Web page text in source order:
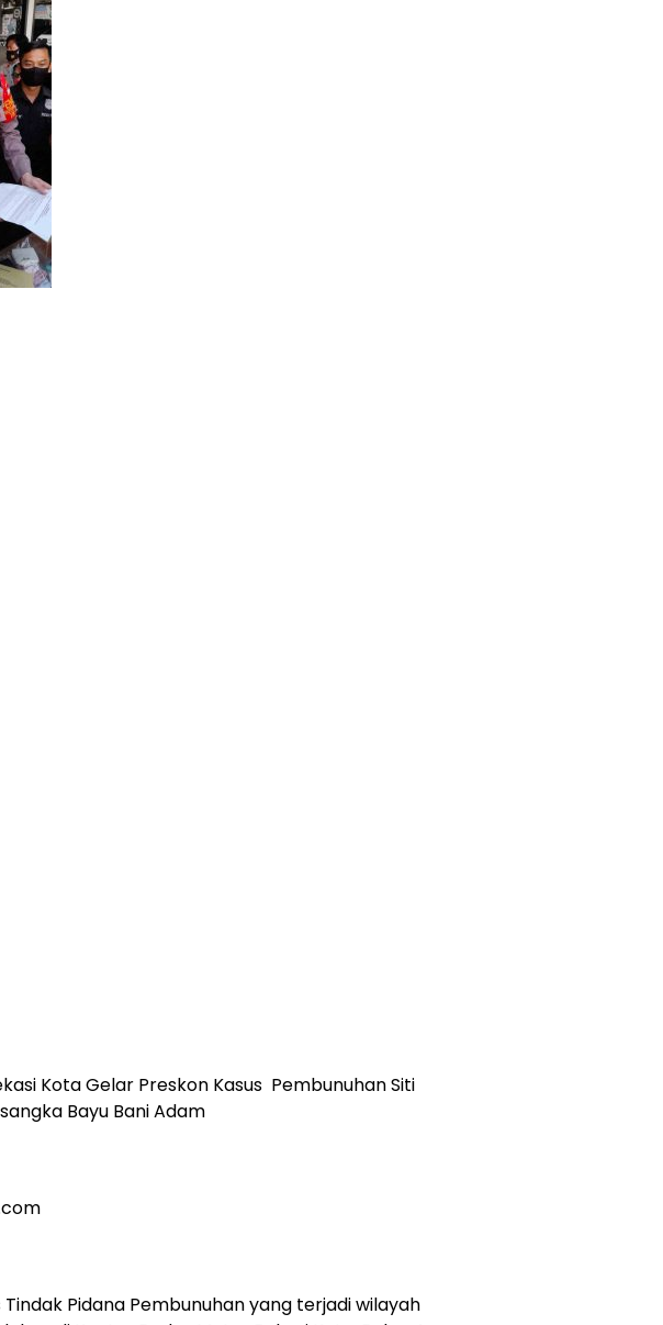
Kota Gelar Preskon Kasus Pembunuhan Siti
Bayu Bani Adam
Tindak Pidana Pembunuhan yang terjadi wilayah